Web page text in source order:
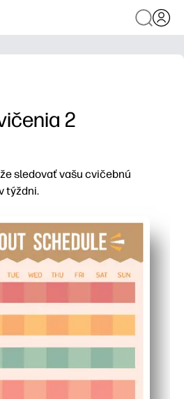
2
sledovať vašu cvičebnú
týždni.
- začnite sledovať už dnes s
na prvý pohľad udrží motivovanú
vhodné pre deti a cieľové
kardio, silu a poznámky sa hodia